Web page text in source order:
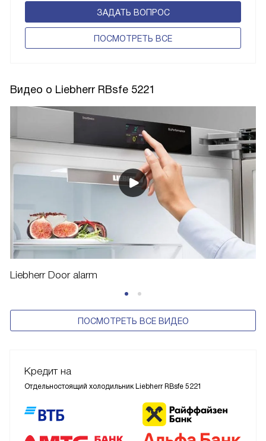
ЗАДАТЬ ВОПРОС
ПОCМОТРЕТЬ ВСЕ
Видео о Liebherr RBsfe 5221
Liebherr Door alarm
ПОСМОТРЕТЬ ВСЕ ВИДЕО
Кредит на
Отдельностоящий холодильник Liebherr RBsfe 5221